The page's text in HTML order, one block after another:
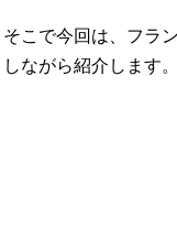
そこで今回は、フラ
しながら紹介します。